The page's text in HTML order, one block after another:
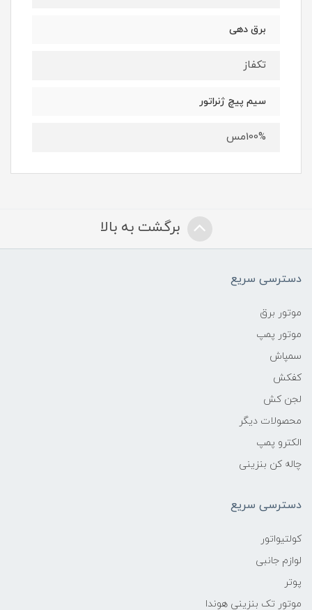
برق دهی
تکفاز
سیم پیچ ژنراتور
100%مس
برگشت به بالا
دسترسی سریع
موتور برق
موتور پمپ
سمپاش
کفکش
لجن کش
محصولات دیگر
الکترو پمپ
چاله کن بنزینی
دسترسی سریع
کولتیواتور
لوازم جانبی
پوتر
موتور تک بنزینی هوندا